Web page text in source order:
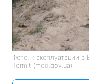
Фото: к эксплуатации
Termit (mod.gov.ua)